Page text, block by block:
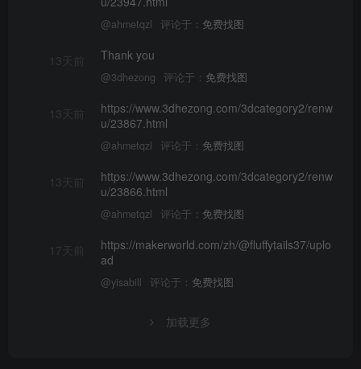
@ahmetqzl 评论于： 免费找图
13天前 Thank you
@3dhezong 评论于： 免费找图
13天前
https://www.3dhezong.com/3dcategory2/renw
u/23867.html
@ahmetqzl 评论于： 免费找图
13天前
https://www.3dhezong.com/3dcategory2/renw
u/23866.html
@ahmetqzl 评论于： 免费找图
17天前
https://makerworld.com/zh/@fluffytails37/uplo
ad
@yisabill 评论于： 免费找图
加载更多